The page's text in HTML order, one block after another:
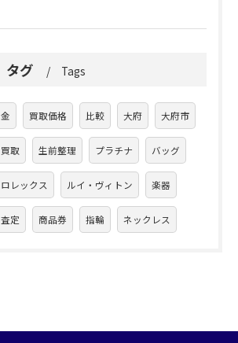
タグ Tags
金 買取価格 比較 大府 大府市
買取 生前整理 プラチナ バッグ
ロレックス ルイ・ヴィトン 楽器
査定 商品券 指輪 ネックレス